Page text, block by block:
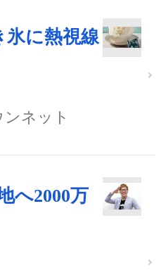
氷に熱視線
ンネット
へ2000万